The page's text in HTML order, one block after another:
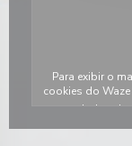
Para exibir o
cookies do
dados de